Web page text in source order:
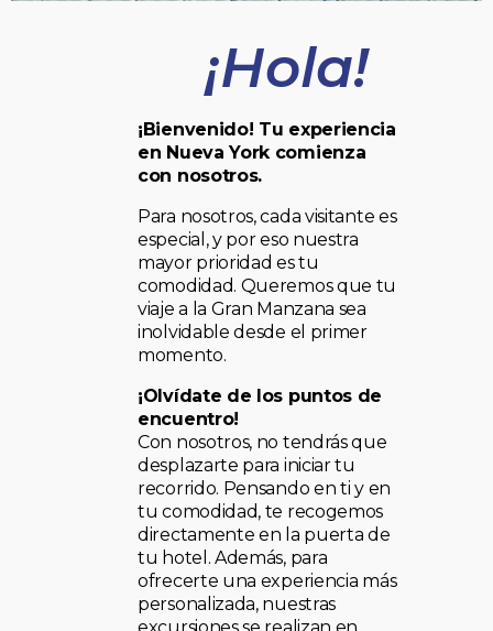
¡Hola!
¡Bienvenido! Tu experiencia
en Nueva York comienza
con nosotros.
Para nosotros, cada visitante es
especial, y por eso nuestra
mayor prioridad es tu
comodidad. Queremos que tu
viaje a la Gran Manzana sea
inolvidable desde el primer
momento.
¡Olvídate de los puntos de
encuentro!
Con nosotros, no tendrás que
desplazarte para iniciar tu
recorrido. Pensando en ti y en
tu comodidad, te recogemos
directamente en la puerta de
tu hotel. Además, para
ofrecerte una experiencia más
personalizada, nuestras
excursiones se realizan en